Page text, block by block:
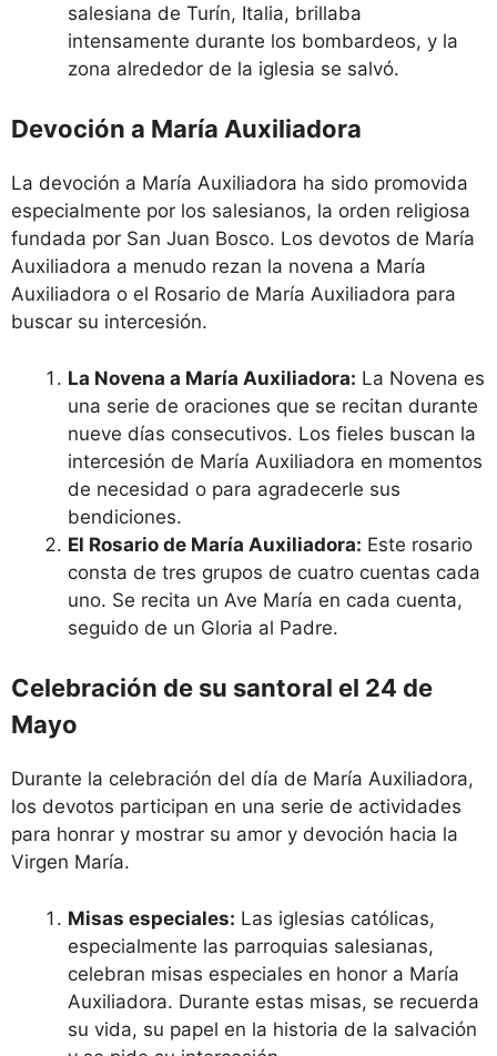
salesiana de Turín, Italia, brillaba
intensamente durante los bombardeos, y la
zona alrededor de la iglesia se salvó.
Devoción a María Auxiliadora
La devoción a María Auxiliadora ha sido promovida
especialmente por los salesianos, la orden religiosa
fundada por San Juan Bosco. Los devotos de María
Auxiliadora a menudo rezan la novena a María
Auxiliadora o el Rosario de María Auxiliadora para
buscar su intercesión.
La Novena a María Auxiliadora: La Novena es
una serie de oraciones que se recitan durante
nueve días consecutivos. Los fieles buscan la
intercesión de María Auxiliadora en momentos
de necesidad o para agradecerle sus
bendiciones.
El Rosario de María Auxiliadora: Este rosario
consta de tres grupos de cuatro cuentas cada
uno. Se recita un Ave María en cada cuenta,
seguido de un Gloria al Padre.
Celebración de su santoral el 24 de
Mayo
Durante la celebración del día de María Auxiliadora,
los devotos participan en una serie de actividades
para honrar y mostrar su amor y devoción hacia la
Virgen María.
Misas especiales: Las iglesias católicas,
especialmente las parroquias salesianas,
celebran misas especiales en honor a María
Auxiliadora. Durante estas misas, se recuerda
su vida, su papel en la historia de la salvación